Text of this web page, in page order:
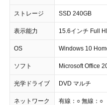
ストレージ SSD 240GB
表示能力 15.6インチ Full
OS Windows 10
ソフト Microsoft Office
光学ドライブ DVD マルチ
ネットワーク 有線：○ 無線：○